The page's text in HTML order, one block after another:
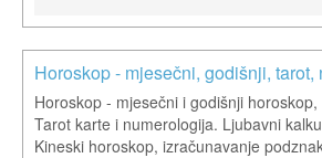
Horoskop - mjesečni, godišnji,
Horoskop - mjesečni i godišnji
Tarot karte i numerologija. Ljubavni
Kineski horoskop, izračunavanje